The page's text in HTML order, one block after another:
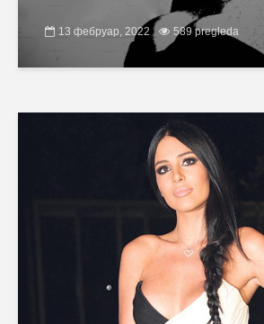
13 фебруар, 2022 589 pregleda